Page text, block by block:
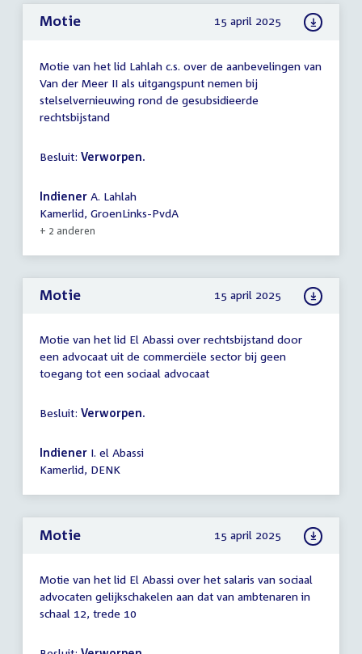
Motie 15 april 2025
Motie van het lid Lahlah c.s. over de aanbevelingen van
Van der Meer II als uitgangspunt nemen bij
stelselvernieuwing rond de gesubsidieerde
rechtsbijstand
Besluit: Verworpen.
Indiener A. Lahlah
Kamerlid, GroenLinks-PvdA
+ 2 anderen
Motie 15 april 2025
Motie van het lid El Abassi over rechtsbijstand door
een advocaat uit de commerciële sector bij geen
toegang tot een sociaal advocaat
Besluit: Verworpen.
Indiener I. el Abassi
Kamerlid, DENK
Motie 15 april 2025
Motie van het lid El Abassi over het salaris van sociaal
advocaten gelijkschakelen aan dat van ambtenaren in
schaal 12, trede 10